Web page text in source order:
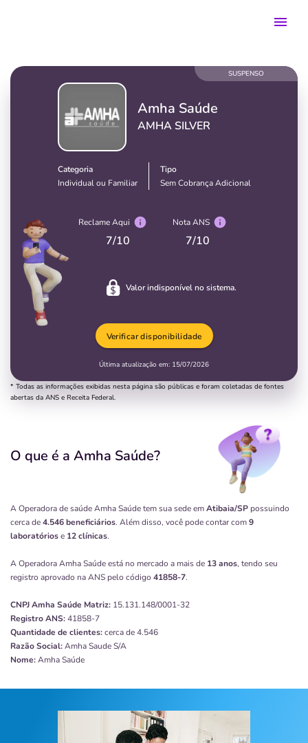
Amha Saúde
AMHA SILVER
Categoria
Individual ou Familiar
Tipo
Sem Cobrança Adicional
Valor indisponível no sistema.
Reclame Aqui
7/10
Nota ANS
7/10
SUSPENSO
Última atualização em: 15/07/2026
Verificar disponibilidade
* Todas as informações exibidas nesta página são públicas e foram coletadas de fontes
abertas da ANS e Receita Federal.
O que é a Amha Saúde?
A Operadora de saúde Amha Saúde tem sua sede emAtibaia/SP possuindo
cerca de4.546 beneficiários. Além disso, você pode contar com9
laboratóriose 12 clínicas.
A Operadora Amha Saúde está no mercado a mais de 13 anos, tendo seu
registro aprovado na ANS pelo código 41858-7.
CNPJAmha Saúde Matriz: 15.131.148/0001-32
Registro ANS:41858-7
Quantidade de clientes:cerca de 4.546
Razão Social:Amha Saude S/A
Nome:Amha Saúde